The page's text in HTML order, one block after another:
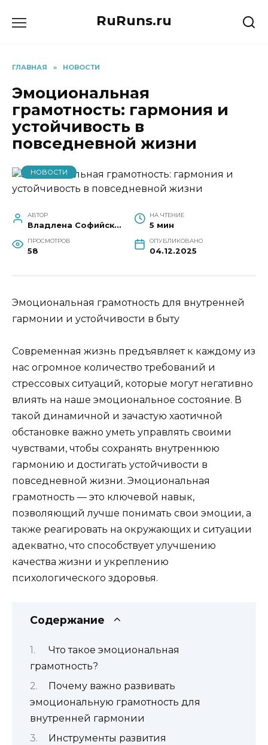
RuRuns.ru
ГЛАВНАЯ » НОВОСТИ
Эмоциональная
грамотность: гармония и
устойчивость в
повседневной жизни
НОВОСТИ
АВТОР
Владлена Софийская
НА ЧТЕНИЕ
5 мин
ПРОСМОТРОВ
58
ОПУБЛИКОВАНО
04.12.2025
Эмоциональная грамотность для внутренней
гармонии и устойчивости в быту
Современная жизнь предъявляет к каждому из
нас огромное количество требований и
стрессовых ситуаций, которые могут негативно
влиять на наше эмоциональное состояние. В
такой динамичной и зачастую хаотичной
обстановке важно уметь управлять своими
чувствами, чтобы сохранять внутреннюю
гармонию и достигать устойчивости в
повседневной жизни. Эмоциональная
грамотность — это ключевой навык,
позволяющий лучше понимать свои эмоции, а
также реагировать на окружающих и ситуации
адекватно, что способствует улучшению
качества жизни и укреплению
психологического здоровья.
Содержание
Что такое эмоциональная
грамотность?
Почему важно развивать
эмоциональную грамотность для
внутренней гармонии
Инструменты развития